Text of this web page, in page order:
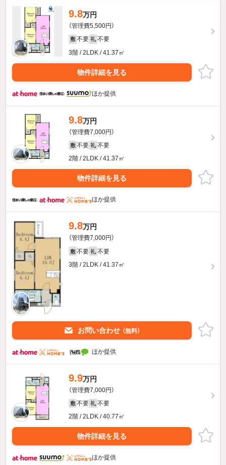
9.8万円
（管理費5,500円）
敷 不要 礼 不要
3階 / 2LDK / 41.37㎡
物件詳細を見る
ほか提供
9.8万円
（管理費7,000円）
敷 不要 礼 不要
2階 / 2LDK / 41.37㎡
物件詳細を見る
ほか提供
9.8万円
（管理費7,000円）
敷 不要 礼 不要
3階 / 2LDK / 41.37㎡
お問い合わせ （無料）
ほか提供
9.9万円
（管理費7,000円）
敷 不要 礼 不要
2階 / 2LDK / 40.77㎡
物件詳細を見る
ほか提供